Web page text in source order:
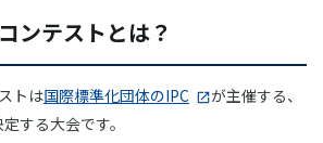
ンテストとは？
トは国際標準化団体のIPC
が主催する、
する大会です。